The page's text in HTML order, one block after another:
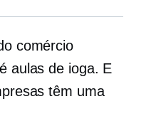
comércio
aulas de ioga. E
têm uma